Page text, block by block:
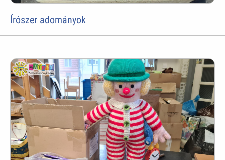
Írószer adományok